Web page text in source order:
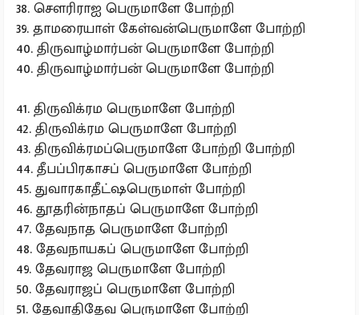
38. சௌரிராஐ பெருமாளே போற்றி
39. தாமரையாள் கேள்வன்பெருமாளே போற்றி
40. திருவாழ்மார்பன் பெருமாளே போற்றி
40. திருவாழ்மார்பன் பெருமாளே போற்றி
41. திருவிக்ரம பெருமாளே போற்றி
42. திருவிக்ரம பெருமாளே போற்றி
43. திருவிக்ரமப்பெருமாளே போற்றி போற்றி
44. தீபப்பிரகாசப் பெருமாளே போற்றி
45. துவாரகாதீட்ஷபெருமாள் போற்றி
46. தூதரின்நாதப் பெருமாளே போற்றி
47. தேவநாத பெருமாளே போற்றி
48. தேவநாயகப் பெருமாளே போற்றி
49. தேவராஜ பெருமாளே போற்றி
50. தேவராஜப் பெருமாளே போற்றி
51. தேவாதிதேவ பெருமாளே போற்றி